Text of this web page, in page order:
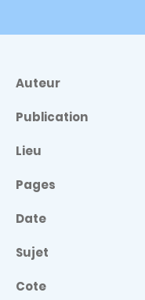
Auteur
Publication
Lieu
Pages
Date
Sujet
Cote